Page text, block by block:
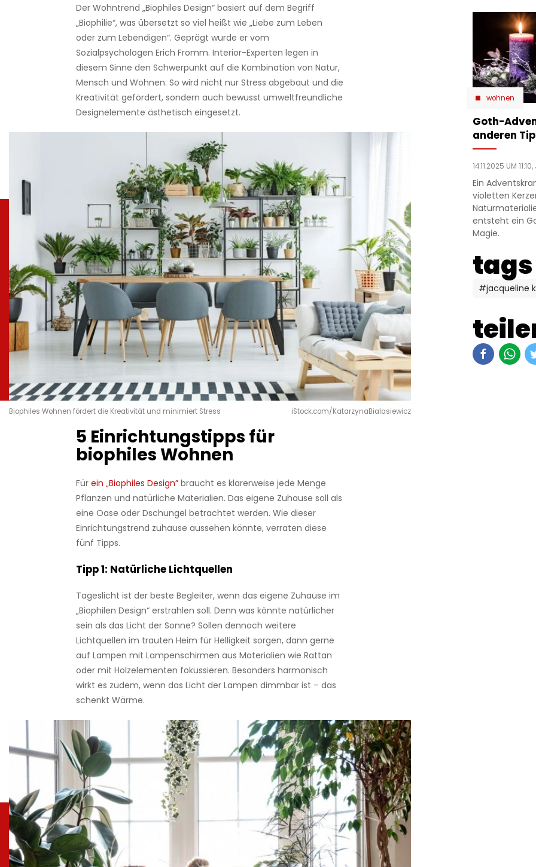
Der Wohntrend „Biophiles Design“ basiert auf dem Begriff
„Biophilie“, was übersetzt so viel heißt wie „Liebe zum Leben
oder zum Lebendigen“. Geprägt wurde er vom
Sozialpsychologen Erich Fromm. Interior-Experten legen in
diesem Sinne den Schwerpunkt auf die Kombination von Natur,
Mensch und Wohnen. So wird nicht nur Stress abgebaut und die
Kreativität gefördert, sondern auch bewusst umweltfreundliche
Designelemente ästhetisch eingesetzt.
Biophiles Wohnen fördert die Kreativität und minimiert Stress iStock.com/KatarzynaBialasiewicz
5 Einrichtungstipps für
biophiles Wohnen
Für ein „Biophiles Design”braucht es klarerweise jede Menge
Pflanzen und natürliche Materialien. Das eigene Zuhause soll als
eine Oase oder Dschungel betrachtet werden. Wie dieser
Einrichtungstrend zuhause aussehen könnte, verraten diese
fünf Tipps.
Tipp 1: Natürliche Lichtquellen
Tageslicht ist der beste Begleiter, wenn das eigene Zuhause im
„Biophilen Design“ erstrahlen soll. Denn was könnte natürlicher
sein als das Licht der Sonne? Sollen dennoch weitere
Lichtquellen im trauten Heim für Helligkeit sorgen, dann gerne
auf Lampen mit Lampenschirmen aus Materialien wie Rattan
oder mit Holzelementen fokussieren. Besonders harmonisch
wirkt es zudem, wenn das Licht der Lampen dimmbar ist – das
schenkt Wärme.
wohnen
Goth-
anderen
14.11.2025 UM 11:10,
Ein
violetten
entsteht ein
Magie.
tags
#jacqueline